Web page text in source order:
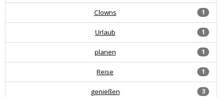
1
Clowns
1
Urlaub
1
planen
1
Reise
3
genießen